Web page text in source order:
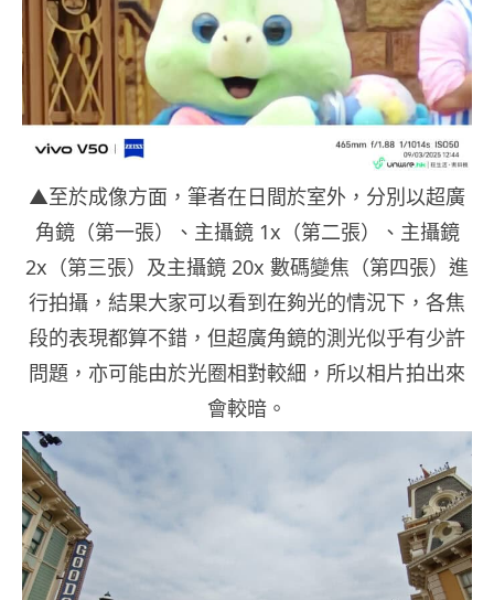
▲至於成像方面，筆者在日間於室外，分別以超廣
角鏡（第一張）、主攝鏡 1x（第二張）、主攝鏡
2x（第三張）及主攝鏡 20x 數碼變焦（第四張）進
行拍攝，結果大家可以看到在夠光的情況下，各焦
段的表現都算不錯，但超廣角鏡的測光似乎有少許
問題，亦可能由於光圈相對較細，所以相片拍出來
會較暗。